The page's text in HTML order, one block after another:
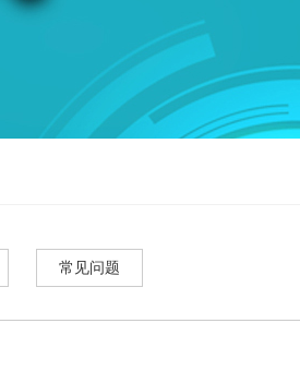
常见问题